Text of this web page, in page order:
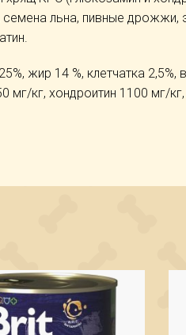
льна, пивные
жир 14 %, клетчатка
кг, хондроитин 1100 мг/